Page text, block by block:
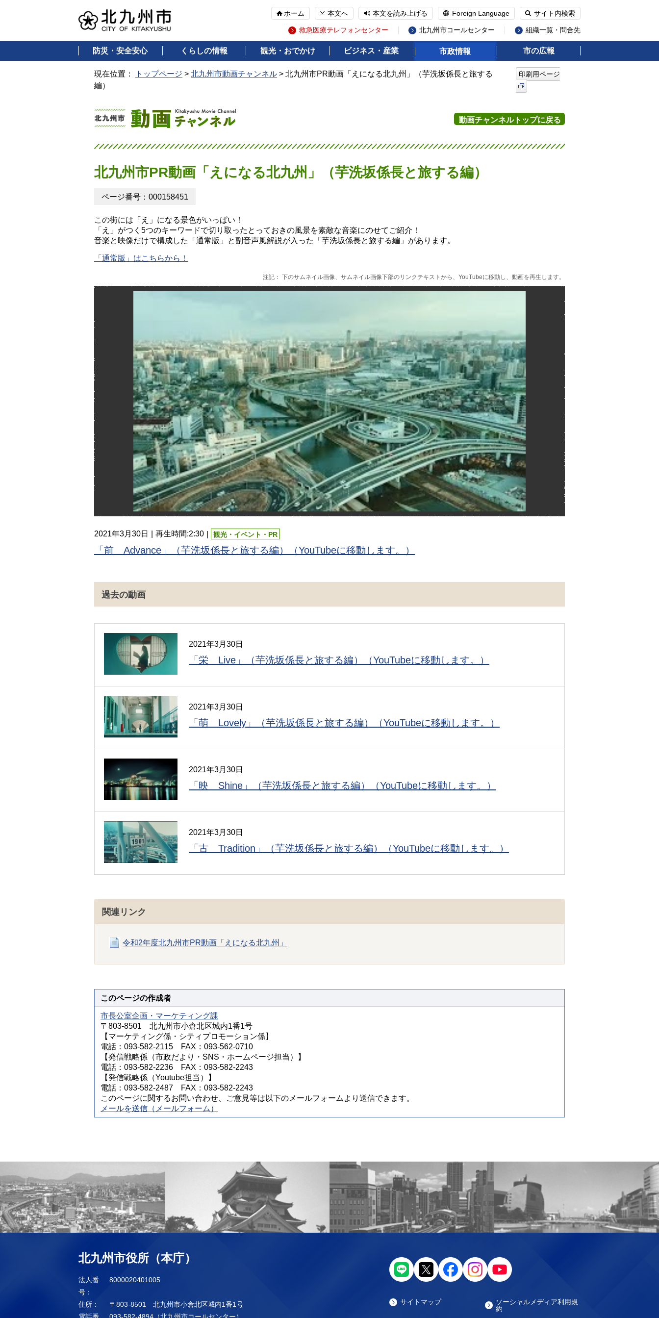
ホーム 本文へ 本文を読み上げる Foreign Language サイト内検索
救急医療テレフォンセンター 北九州市コールセンター 組織一覧・問合先
防災・安全安心 くらしの情報 観光・おでかけ ビジネス・産業 市政情報 市の広報
現在位置： トップページ > 北九州市動画チャンネル > 北九州市PR動画「えになる北九州」（芋洗坂係長と旅する
編）
印刷用ページ
動画チャンネルトップに戻る
北九州市PR動画「えになる北九州」（芋洗坂係長と旅する編）
ページ番号：000158451
この街には「え」になる景色がいっぱい！
「え」がつく5つのキーワードで切り取ったとっておきの風景を素敵な音楽にのせてご紹介！
音楽と映像だけで構成した「通常版」と副音声風解説が入った「芋洗坂係長と旅する編」があります。
「通常版」はこちらから！
注記： 下のサムネイル画像、サムネイル画像下部のリンクテキストから、YouTubeに移動し、動画を再生します。
2021年3月30日 再生時間:2:30 観光・イベント・PR
「前 Advance」（芋洗坂係長と旅する編）（YouTubeに移動します。）
過去の動画
2021年3月30日
「栄 Live」（芋洗坂係長と旅する編）（YouTubeに移動します。）
2021年3月30日
「萌 Lovely」（芋洗坂係長と旅する編）（YouTubeに移動します。）
2021年3月30日
「映 Shine」（芋洗坂係長と旅する編）（YouTubeに移動します。）
2021年3月30日
「古 Tradition」（芋洗坂係長と旅する編）（YouTubeに移動します。）
関連リンク
令和2年度北九州市PR動画「えになる北九州」
このページの作成者
市長公室企画・マーケティング課
〒803-8501 北九州市小倉北区城内1番1号
【マーケティング係・シティプロモーション係】
電話：093-582-2115 FAX：093-562-0710
【発信戦略係（市政だより・SNS・ホームページ担当）】
電話：093-582-2236 FAX：093-582-2243
【発信戦略係（Youtube担当）】
電話：093-582-2487 FAX：093-582-2243
このページに関するお問い合わせ、ご意見等は以下のメールフォームより送信できます。
メールを送信（メールフォーム）
北九州市役所（本庁）
法人番
号：
8000020401005
住所：
〒803-8501 北九州市小倉北区城内1番1号
サイトマップ
ソーシャルメディア利用規
約